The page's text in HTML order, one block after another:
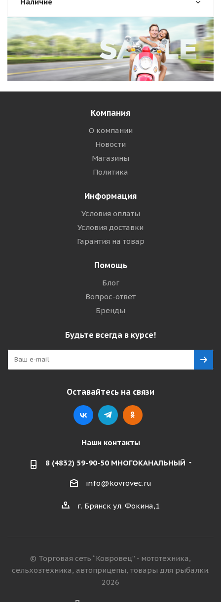
Компания
О компании
Новости
Магазины
Политика
Информация
Условия оплаты
Условия доставки
Гарантия на товар
Помощь
Блог
Вопрос-ответ
Бренды
Будьте всегда в курсе!
Оставайтесь на связи
Наши контакты
8 (4832) 59-90-50 МНОГОКАНАЛЬНЫЙ
info@kovrovec.ru
г. Брянск ул. Фокина,1
© Торговая сеть “Ковровец” - мототехника,
сельхозтехника, автоприцепы, товары для рыбалки.
2026